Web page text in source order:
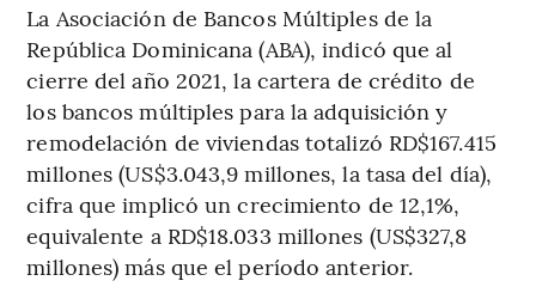
La Asociación de Bancos Múltiples de la
República Dominicana (ABA), indicó que al
cierre del año 2021, la cartera de crédito de
los bancos múltiples para la adquisición y
remodelación de viviendas totalizó RD$167.415
millones (US$3.043,9 millones, la tasa del día),
cifra que implicó un crecimiento de 12,1%,
equivalente a RD$18.033 millones (US$327,8
millones) más que el período anterior.